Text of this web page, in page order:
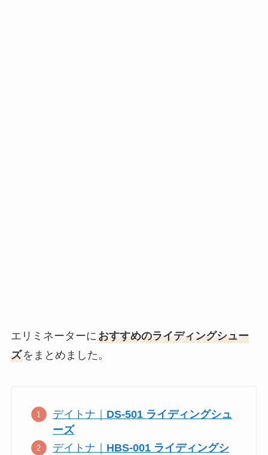
エリミネーターにおすすめのライディングシュー
ズをまとめました。
デイトナ｜ DS-501 ライディングシュ
ーズ
デイトナ｜ HBS-001 ライディングシ